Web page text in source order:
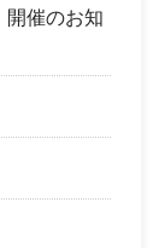
開催のお知